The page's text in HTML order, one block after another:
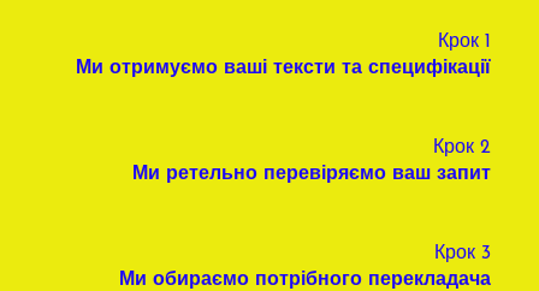
Крок 1
Ми отримуємо ваші тексти та специфікації
Крок 2
Ми ретельно перевіряємо ваш запит
Крок 3
Ми обираємо потрібного перекладача